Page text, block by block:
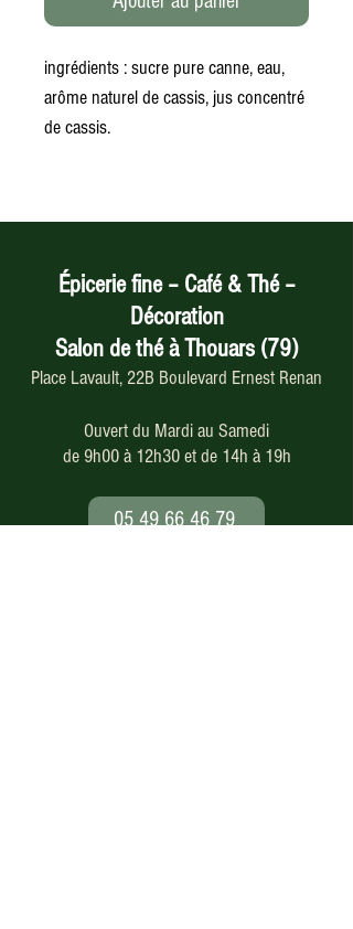
ingrédients : sucre pure canne, eau,
arôme naturel de cassis, jus concentré
de cassis.
Épicerie fine – Café & Thé –
Décoration
Salon de thé à Thouars (79)
Place Lavault, 22B Boulevard Ernest Renan
Ouvert du Mardi au Samedi
de 9h00 à 12h30 et de 14h à 19h
05 49 66 46 79